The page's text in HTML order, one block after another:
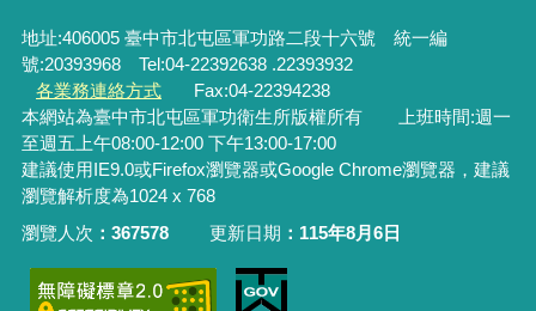
地址:406005 臺中市北屯區軍功路二段十六號 統一編
號:20393968 Tel:04-22392638 .22393932
各業務連絡方式
Fax:04-22394238
本網站為臺中市北屯區軍功衛生所版權所有 上班時間:週一
至週五上午08:00-12:00 下午13:00-17:00
建議使用IE9.0或Firefox瀏覽器或Google Chrome瀏覽器，建議
瀏覽解析度為1024 x 768
瀏覽人次
367578 更新日期 115年8月6日